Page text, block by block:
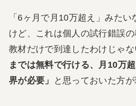
「6ヶ月で月10万超え」みた
けど、これは個人の試行錯誤
教材だけで到達したわけじゃな
までは無料で行ける、月10万
界が必要」
と思っておいた方が